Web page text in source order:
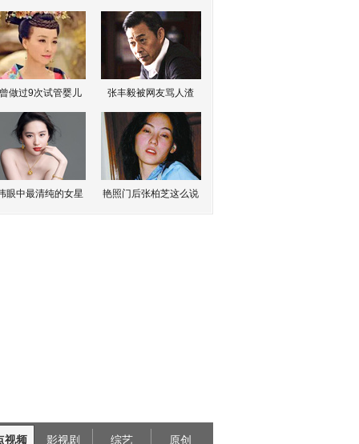
做过9次试管婴儿 张丰毅被网友骂人渣
眼中最清纯的女星 艳照门后张柏芝这么说
视频 影视剧 综艺 原创